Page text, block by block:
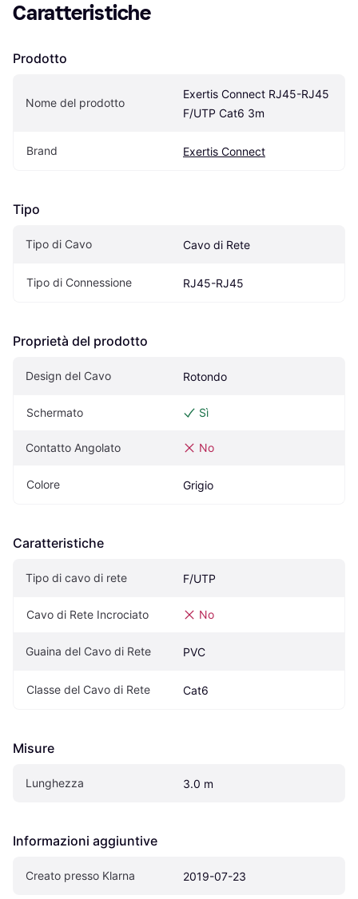
Caratteristiche
Prodotto
Nome del prodotto
Exertis Connect RJ45-RJ45
F/UTP Cat6 3m
Brand Exertis Connect
Tipo
Tipo di Cavo Cavo di Rete
Tipo di Connessione RJ45-RJ45
Proprietà del prodotto
Design del Cavo Rotondo
Schermato Sì
Contatto Angolato No
Colore Grigio
Caratteristiche
Tipo di cavo di rete F/UTP
Cavo di Rete Incrociato No
Guaina del Cavo di Rete PVC
Classe del Cavo di Rete Cat6
Misure
Lunghezza 3.0 m
Informazioni aggiuntive
Creato presso Klarna 2019-07-23